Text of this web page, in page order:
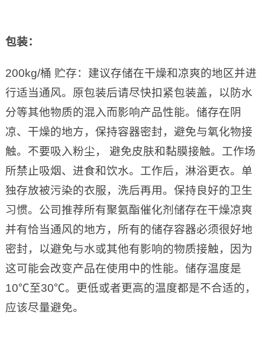
包装：
200kg/桶 贮存：建议存储在干燥和凉爽的地区并进
行适当通风。原包装后请尽快扣紧包装盖，以防水
分等其他物质的混入而影响产品性能。储存在阴
凉、干燥的地方，保持容器密封，避免与氧化物接
触。不要吸入粉尘， 避免皮肤和黏膜接触。工作场
所禁止吸烟、进食和饮水。工作后，淋浴更衣。单
独存放被污染的衣服，洗后再用。保持良好的卫生
习惯。公司推荐所有聚氨酯催化剂储存在干燥凉爽
并有恰当通风的地方，所有的储存容器必须很好地
密封，以避免与水或其他有影响的物质接触，因为
这可能会改变产品在使用中的性能。储存温度是
10℃至30℃。更低或者更高的温度都是不合适的，
应该尽量避免。